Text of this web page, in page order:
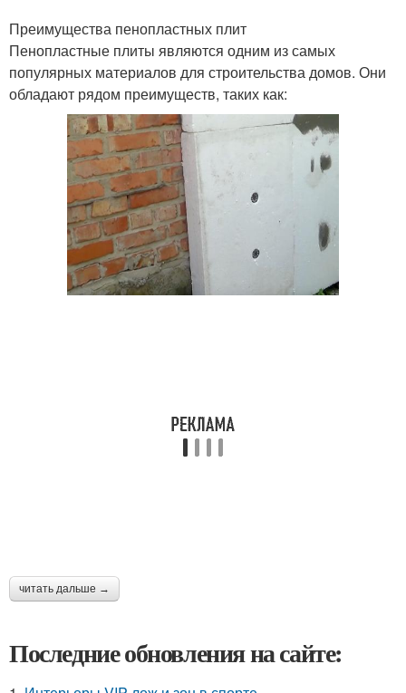
Преимущества пенопластных плит
Пенопластные плиты являются одним из самых
популярных материалов для строительства домов. Они
обладают рядом преимуществ, таких как:
читать дальше →
Последние обновления на сайте: